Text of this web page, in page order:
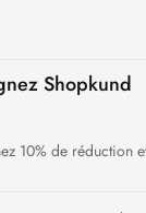
Shopkund
10% de réduction